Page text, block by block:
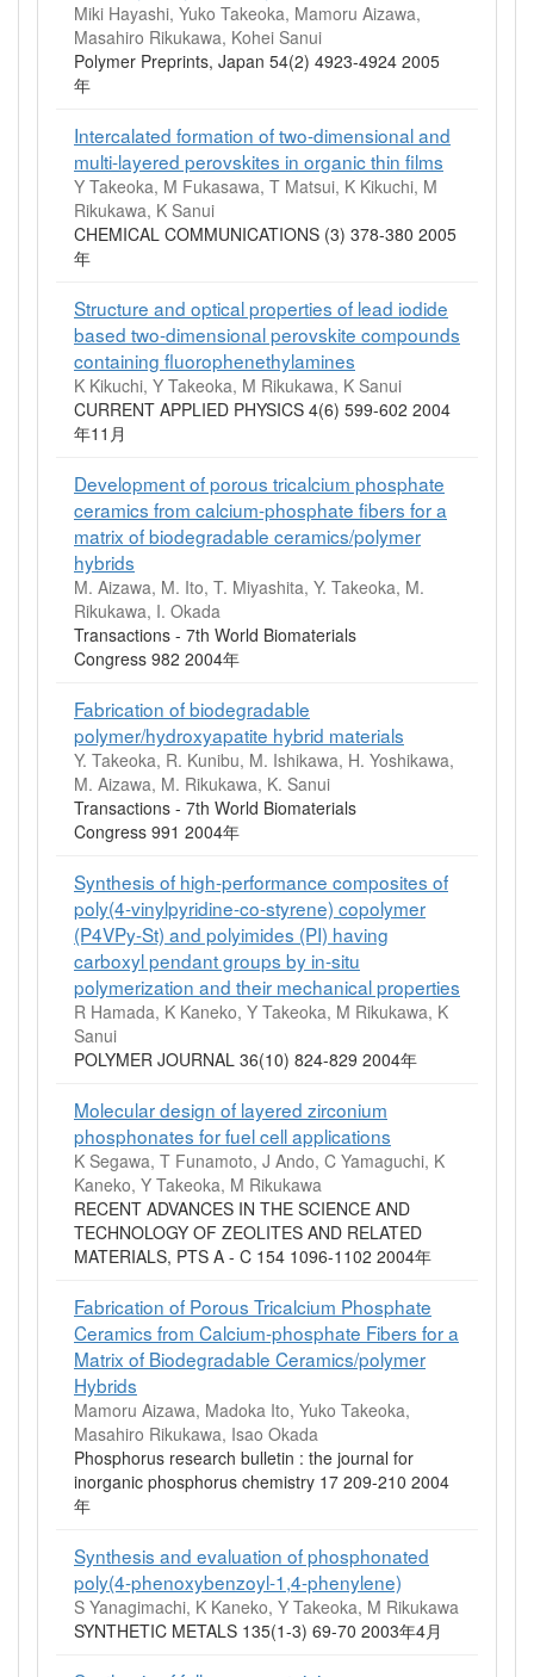
Miki Hayashi, Yuko Takeoka, Mamoru Aizawa,
Masahiro Rikukawa, Kohei Sanui
Polymer Preprints, Japan 54(2) 4923-4924 2005
年
Intercalated formation of two-dimensional and
multi-layered perovskites in organic thin films
Y Takeoka, M Fukasawa, T Matsui, K Kikuchi, M
Rikukawa, K Sanui
CHEMICAL COMMUNICATIONS (3) 378-380 2005
年
Structure and optical properties of lead iodide
based two-dimensional perovskite compounds
containing fluorophenethylamines
K Kikuchi, Y Takeoka, M Rikukawa, K Sanui
CURRENT APPLIED PHYSICS 4(6) 599-602 2004
年11月
Development of porous tricalcium phosphate
ceramics from calcium-phosphate fibers for a
matrix of biodegradable ceramics/polymer
hybrids
M. Aizawa, M. Ito, T. Miyashita, Y. Takeoka, M.
Rikukawa, I. Okada
Transactions - 7th World Biomaterials
Congress 982 2004年
Fabrication of biodegradable
polymer/hydroxyapatite hybrid materials
Y. Takeoka, R. Kunibu, M. Ishikawa, H. Yoshikawa,
M. Aizawa, M. Rikukawa, K. Sanui
Transactions - 7th World Biomaterials
Congress 991 2004年
Synthesis of high-performance composites of
poly(4-vinylpyridine-co-styrene) copolymer
(P4VPy-St) and polyimides (PI) having
carboxyl pendant groups by in-situ
polymerization and their mechanical properties
R Hamada, K Kaneko, Y Takeoka, M Rikukawa, K
Sanui
POLYMER JOURNAL 36(10) 824-829 2004年
Molecular design of layered zirconium
phosphonates for fuel cell applications
K Segawa, T Funamoto, J Ando, C Yamaguchi, K
Kaneko, Y Takeoka, M Rikukawa
RECENT ADVANCES IN THE SCIENCE AND
TECHNOLOGY OF ZEOLITES AND RELATED
MATERIALS, PTS A - C 154 1096-1102 2004年
Fabrication of Porous Tricalcium Phosphate
Ceramics from Calcium-phosphate Fibers for a
Matrix of Biodegradable Ceramics/polymer
Hybrids
Mamoru Aizawa, Madoka Ito, Yuko Takeoka,
Masahiro Rikukawa, Isao Okada
Phosphorus research bulletin : the journal for
inorganic phosphorus chemistry 17 209-210 2004
年
Synthesis and evaluation of phosphonated
poly(4-phenoxybenzoyl-1,4-phenylene)
S Yanagimachi, K Kaneko, Y Takeoka, M Rikukawa
SYNTHETIC METALS 135(1-3) 69-70 2003年4月